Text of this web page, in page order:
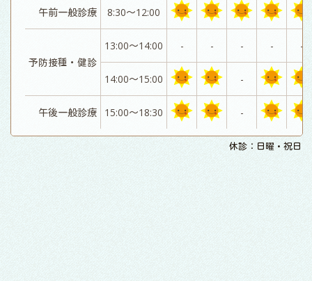
午前一般診療 8:30～12:00
予防接種・健診
13:00～14:00 - - - - -
14:00～15:00 -
午後一般診療 15:00～18:30 -
休診：日曜・祝日